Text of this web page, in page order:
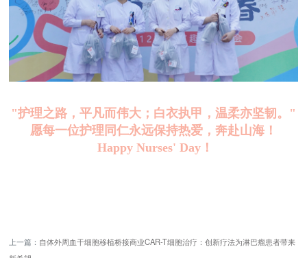
"护理之路，平凡而伟大；白衣执甲，温柔亦坚韧。"
愿每一位护理同仁永远保持热爱，奔赴山海！
Happy Nurses' Day！
上一篇： 自体外周血干细胞移植桥接商业CAR-T细胞治疗：创新疗法为淋巴瘤患者带来